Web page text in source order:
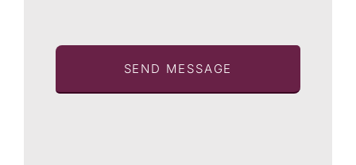
SEND MESSAGE